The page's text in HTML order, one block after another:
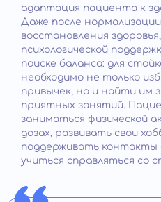
адаптация пациента к
Даже после
восстановления
психологической
поиске баланса: для
необходимо не только
привычек, но и найти им
приятных занятий.
заниматься физической
дозах, развивать свои
поддерживать контакты
учиться справляться со